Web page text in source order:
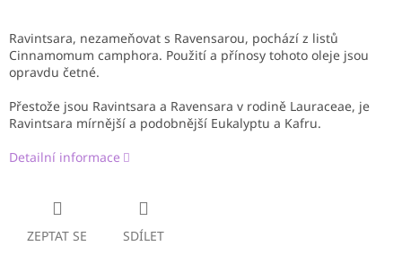
Ravintsara, nezameňovat s Ravensarou, pochází z listů
Cinnamomum camphora. Použití a přínosy tohoto oleje jsou
opravdu četné.
Přestože jsou Ravintsara a Ravensara v rodině Lauraceae, je
Ravintsara mírnější a podobnější Eukalyptu a Kafru.
Detailní informace
ZEPTAT SE SDÍLET